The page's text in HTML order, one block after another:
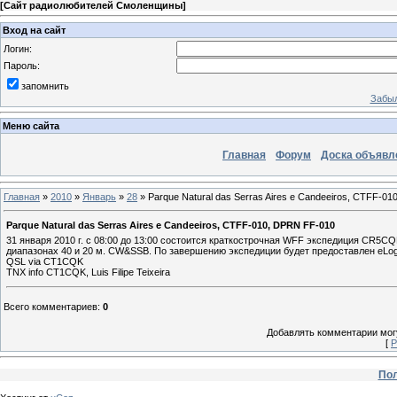
[Сайт радиолюбителей Смоленщины]
Вход на сайт
Логин:
Пароль:
запомнить
Меню сайта
Главная Форум Доска
Главная » 2010 » Январь » 28 » Parque Natural das Serras Aires e Candeeiros, CTFF-
Parque Natural das Serras Aires e Candeeiros, CTFF-010, DPRN FF-010
31 января 2010 г. с 08:00 до 13:00 состоится краткострочная WFF экспедиция
диапазонах 40 и 20 м. CW&SSB. По завершению экспедиции будет предоставлен
QSL via CT1CQK
TNX info CT1CQK, Luis Filipe Teixeira
Всего комментариев: 0
Добавлять комментарии
[